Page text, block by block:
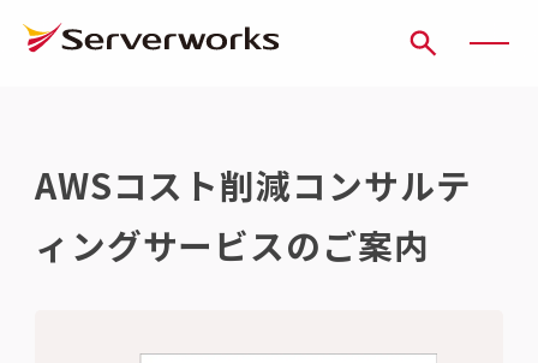
AWSコスト削減コンサルテ
ィングサービスのご案内